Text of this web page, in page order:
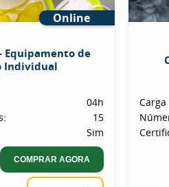
Online
Equipamento de
Individual
04h
15
Sim
COMPRAR AGORA